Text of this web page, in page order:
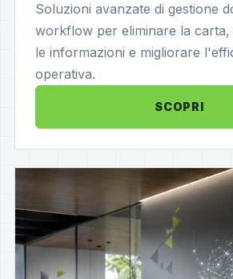
Soluzioni avanzate di gestione
workflow per eliminare la
le informazioni e migliorare
operativa.
SCOPRI